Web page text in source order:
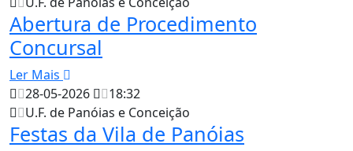
Abertura de Procedimento
Concursal
Ler Mais
28-05-2026
18:32
U.F. de Panóias e Conceição
Festas da Vila de Panóias